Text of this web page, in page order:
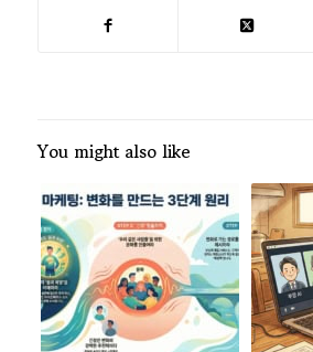
You might also like